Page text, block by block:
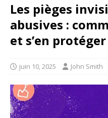
Les pièges
abusives :
et s’en
juin 10, 2025 John Smith